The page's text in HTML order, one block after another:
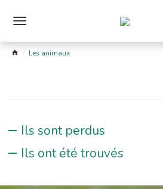
le
menu
Les animaux
Ils sont perdus
Ils ont été trouvés